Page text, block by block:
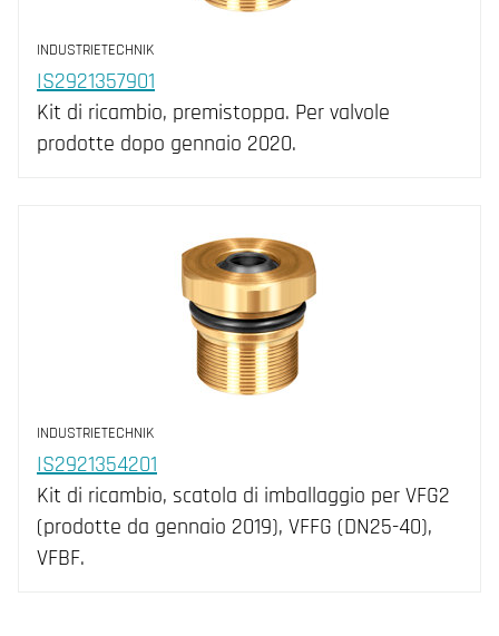
INDUSTRIETECHNIK
IS2921357901
Kit di ricambio, premistoppa. Per valvole
prodotte dopo gennaio 2020.
INDUSTRIETECHNIK
IS2921354201
Kit di ricambio, scatola di imballaggio per VFG2
(prodotte da gennaio 2019), VFFG (DN25-40),
VFBF.